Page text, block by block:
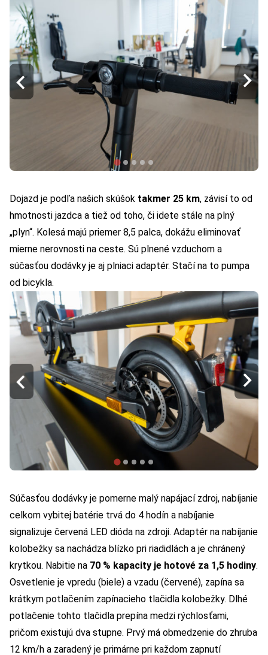
Dojazd je podľa našich skúšok takmer 25 km, závisí to od
hmotnosti jazdca a tiež od toho, či idete stále na plný
„plyn“. Kolesá majú priemer 8,5 palca, dokážu eliminovať
mierne nerovnosti na ceste. Sú plnené vzduchom a
súčasťou dodávky je aj plniaci adaptér. Stačí na to pumpa
od bicykla.
Súčasťou dodávky je pomerne malý napájací zdroj, nabíjanie
celkom vybitej batérie trvá do 4 hodín a nabíjanie
signalizuje červená LED dióda na zdroji. Adaptér na nabíjanie
kolobežky sa nachádza blízko pri riadidlách a je chránený
krytkou. Nabitie na 70 % kapacity je hotové za 1,5 hodiny.
Osvetlenie je vpredu (biele) a vzadu (červené), zapína sa
krátkym potlačením zapínacieho tlačidla kolobežky. Dlhé
potlačenie tohto tlačidla prepína medzi rýchlosťami,
pričom existujú dva stupne. Prvý má obmedzenie do zhruba
12 km/h a zaradený je primárne pri každom zapnutí